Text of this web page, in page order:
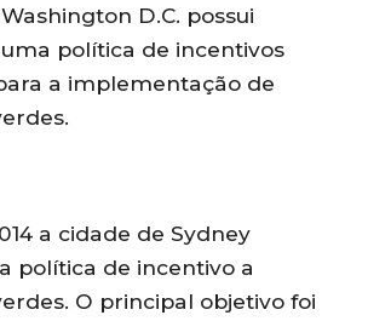
D.C. possui
política de incentivos
a implementação de
a cidade de Sydney
política de incentivo a
O principal objetivo foi